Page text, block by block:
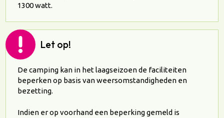
1300 watt.
Let op!
De camping kan in het laagseizoen de faciliteiten
beperken op basis van weersomstandigheden en
bezetting.
Indien er op voorhand een beperking gemeld is